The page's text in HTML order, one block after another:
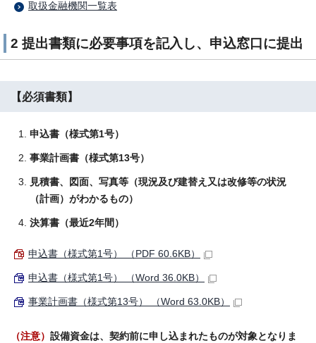
取扱金融機関一覧表
2 提出書類に必要事項を記入し、申込窓口に提出
【必須書類】
申込書（様式第1号）
事業計画書（様式第13号）
見積書、図面、写真等（現況及び建替え又は改修等の状況
（計画）がわかるもの）
決算書（最近2年間）
申込書（様式第1号） （PDF 60.6KB）
申込書（様式第1号） （Word 36.0KB）
事業計画書（様式第13号） （Word 63.0KB）
（注意） 設備資金は、契約前に申し込まれたものが対象となりま